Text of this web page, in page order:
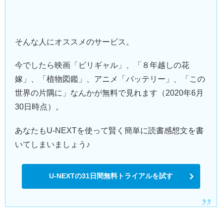
そんな人にオススメのサービス。
今でしたら映画「ビリギャル」、「８年越しの花
嫁」、「植物図鑑」、アニメ「バッテリー」、「この
世界の片隅に」なんかが無料で見れます（2020年6月
30日時点）。
あなたもU-NEXTを使って賢く簡単に読書感想文を書
いてしまいましょう♪
U-NEXTの31日間無料トライアルを試す